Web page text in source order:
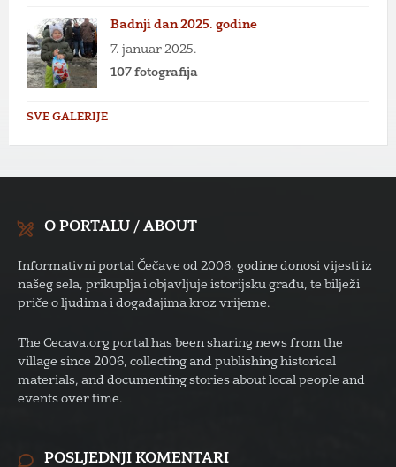
Badnji dan 2025. godine
7. januar 2025.
107 fotografija
SVE GALERIJE
O PORTALU / ABOUT
Informativni portal Čečave od 2006. godine donosi vijesti iz
našeg sela, prikuplja i objavljuje istorijsku građu, te bilježi
priče o ljudima i događajima kroz vrijeme.
The Cecava.org portal has been sharing news from the
village since 2006, collecting and publishing historical
materials, and documenting stories about local people and
events over time.
POSLJEDNJI KOMENTARI